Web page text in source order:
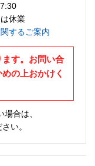
休業
するご案内
す。お問い合
の上おかけく
合は、
い。